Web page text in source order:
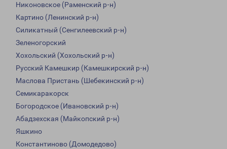
Никоновское (Раменский р-н)
Картино (Ленинский р-н)
Силикатный (Сенгилеевский р-н)
Зеленогорский
Хохольский (Хохольский р-н)
Русский Камешкир (Камешкирский р-н)
Маслова Пристань (Шебекинский р-н)
Семикаракорск
Богородское (Ивановский р-н)
Абадзехская (Майкопский р-н)
Яшкино
Константиново (Домодедово)